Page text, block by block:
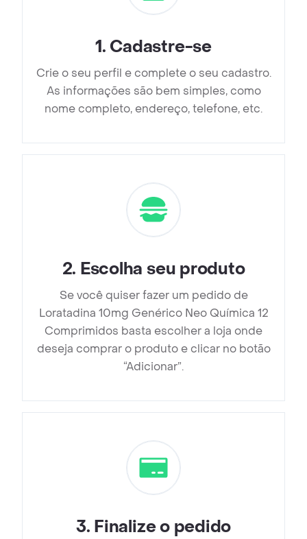
1. Cadastre-se
Crie o seu perfil e complete o seu cadastro.
As informações são bem simples, como
nome completo, endereço, telefone, etc.
2. Escolha seu produto
Se você quiser fazer um pedido de
Loratadina 10mg Genérico Neo Química 12
Comprimidos basta escolher a loja onde
deseja comprar o produto e clicar no botão
“Adicionar”.
3. Finalize o pedido